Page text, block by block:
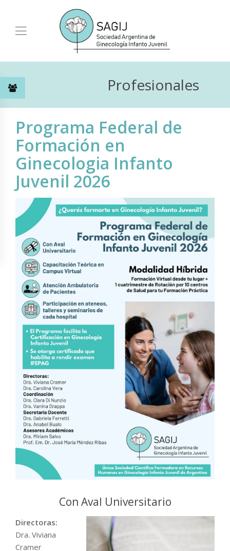
Profesionales
Programa Federal de
Formación en
Ginecologia Infanto
Juvenil 2026
Con Aval Universitario
Directoras:
Dra. Viviana
Cramer